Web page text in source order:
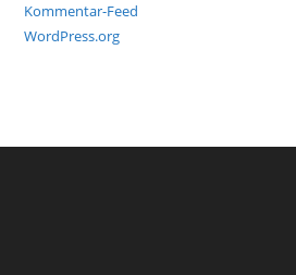
Kommentar-Feed
WordPress.org